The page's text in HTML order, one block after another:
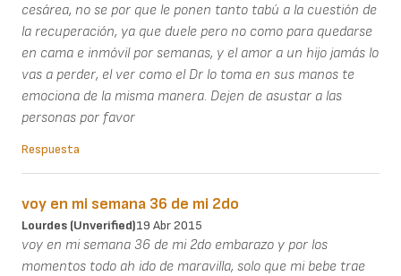
cesárea, no se por que le ponen tanto tabú a la cuestión de
la recuperación, ya que duele pero no como para quedarse
en cama e inmóvil por semanas, y el amor a un hijo jamás lo
vas a perder, el ver como el Dr lo toma en sus manos te
emociona de la misma manera. Dejen de asustar a las
personas por favor
Respuesta
voy en mi semana 36 de mi 2do
Lourdes (unverified)19 Abr 2015
voy en mi semana 36 de mi 2do embarazo y por los
momentos todo ah ido de maravilla, solo que mi bebe trae